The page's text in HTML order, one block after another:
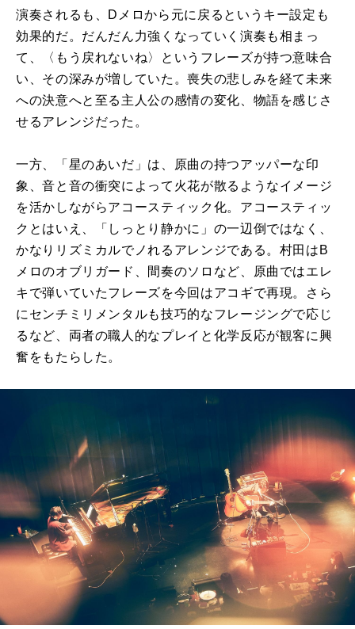
演奏されるも、 D メロから元に戻るというキー設定も
効果的だ。だんだん力強くなっていく演奏も相まっ
て、〈もう戻れないね〉というフレーズが持つ意味合
い、その深みが増していた。喪失の悲しみを経て未来
への決意へと至る主人公の感情の変化、物語を感じさ
せるアレンジだった。
一方、「星のあいだ」は、原曲の持つアッパーな印
象、音と音の衝突によって火花が散るようなイメージ
を活かしながらアコースティック化。アコースティッ
クとはいえ、「しっとり静かに」の一辺倒ではなく、
かなりリズミカルでノれるアレンジである。村田は B
メロのオブリガード、間奏のソロなど、原曲ではエレ
キで弾いていたフレーズを今回はアコギで再現。さら
にセンチミリメンタルも技巧的なフレージングで応じ
るなど、両者の職人的なプレイと化学反応が観客に興
奮をもたらした。